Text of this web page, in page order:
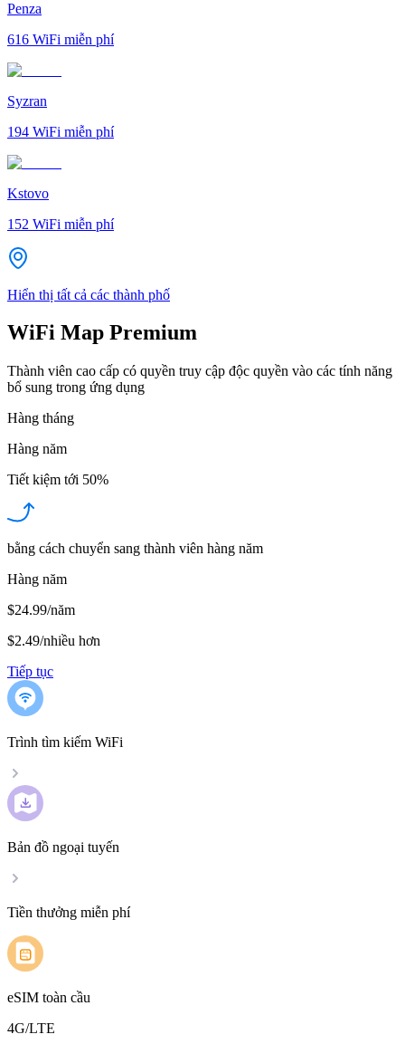
Penza
616 WiFi miễn phí
Syzran
194 WiFi miễn phí
Kstovo
152 WiFi miễn phí
Hiển thị tất cả các thành phố
WiFi Map Premium
Thành viên cao cấp có quyền truy cập độc quyền vào các tính năng
bổ sung trong ứng dụng
Hàng tháng
Hàng năm
Tiết kiệm tới 50%
bằng cách chuyển sang thành viên hàng năm
Hàng năm
$24.99/năm
$2.49/nhiều hơn
Tiếp tục
Trình tìm kiếm WiFi
Bản đồ ngoại tuyến
Tiền thưởng miễn phí
eSIM toàn cầu
4G/LTE